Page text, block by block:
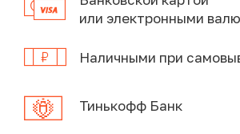
или электронными
Наличными при
Тинькофф Банк